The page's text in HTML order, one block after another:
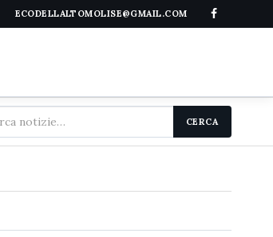
ECODELLALTOMOLISE@GMAIL.COM
CERCA